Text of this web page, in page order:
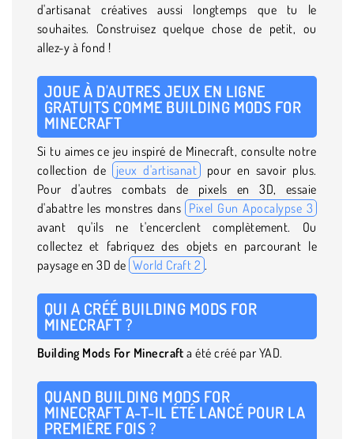
d'artisanat créatives aussi longtemps que tu le
souhaites. Construisez quelque chose de petit, ou
allez-y à fond !
JOUE À D'AUTRES JEUX EN LIGNE
GRATUITS COMME BUILDING MODS FOR
MINECRAFT
Si tu aimes ce jeu inspiré de Minecraft, consulte notre
collection de
jeux d'artisanat
pour en savoir plus.
Pour d'autres combats de pixels en 3D, essaie
d'abattre les monstres dans Pixel Gun Apocalypse 3
avant qu'ils ne t'encerclent complètement. Ou
collectez et fabriquez des objets en parcourant le
paysage en 3D de World Craft 2 .
QUI A CRÉÉ BUILDING MODS FOR
MINECRAFT ?
Building Mods For Minecraft a été créé par YAD.
QUAND BUILDING MODS FOR
MINECRAFT A-T-IL ÉTÉ LANCÉ POUR LA
PREMIÈRE FOIS ?